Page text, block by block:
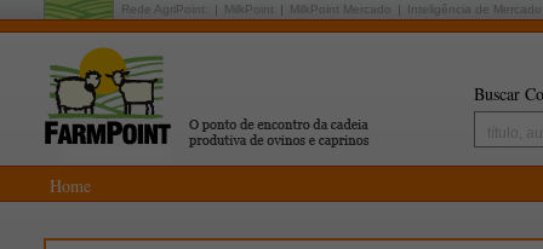
Rede AgriPoint: MilkPoint MilkPoint Mercado Inteligência de Mercado
Buscar
Home